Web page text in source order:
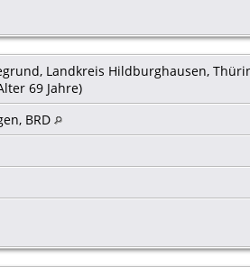
Landkreis Hildburghausen,
69 Jahre)
BRD